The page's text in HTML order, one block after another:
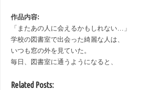
作品内容:
「またあの人に会えるかもしれない…」
学校の図書室で出会った綺麗な人は、
いつも窓の外を見ていた。
毎日、図書室に通うようになると、
Related Posts: